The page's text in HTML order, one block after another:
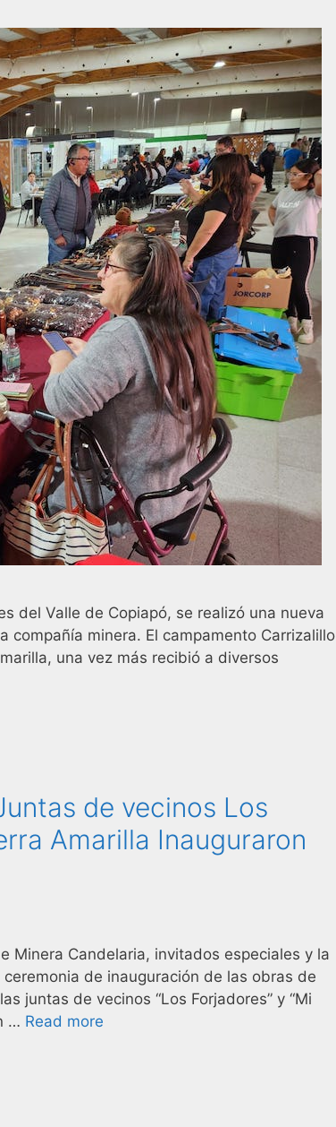
del Valle de Copiapó, se realizó una nueva
compañía minera. El campamento Carrizalillo
una vez más recibió a diversos
de vecinos Los
Amarilla Inauguraron
Minera Candelaria, invitados especiales y la
de inauguración de las obras de
juntas de vecinos “Los Forjadores” y “Mi
… Read more